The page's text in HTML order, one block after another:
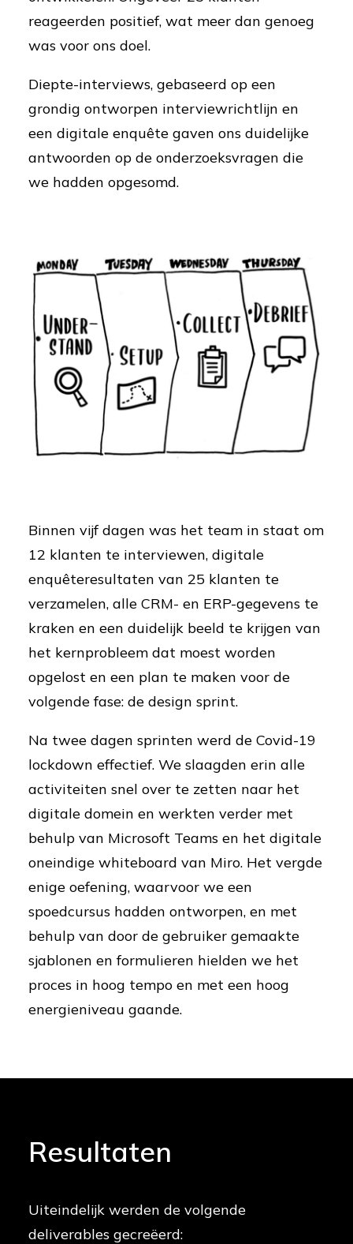
reageerden positief, wat meer dan genoeg
was voor ons doel.
Diepte-interviews, gebaseerd op een
grondig ontworpen interviewrichtlijn en
een digitale enquête gaven ons duidelijke
antwoorden op de onderzoeksvragen die
we hadden opgesomd.
Binnen vijf dagen was het team in staat om
12 klanten te interviewen, digitale
enquêteresultaten van 25 klanten te
verzamelen, alle CRM- en ERP-gegevens te
kraken en een duidelijk beeld te krijgen van
het kernprobleem dat moest worden
opgelost en een plan te maken voor de
volgende fase: de design sprint.
Na twee dagen sprinten werd de Covid-19
lockdown effectief. We slaagden erin alle
activiteiten snel over te zetten naar het
digitale domein en werkten verder met
behulp van Microsoft Teams en het digitale
oneindige whiteboard van Miro. Het vergde
enige oefening, waarvoor we een
spoedcursus hadden ontworpen, en met
behulp van door de gebruiker gemaakte
sjablonen en formulieren hielden we het
proces in hoog tempo en met een hoog
energieniveau gaande.
Resultaten
Uiteindelijk werden de volgende
deliverables gecreëerd: